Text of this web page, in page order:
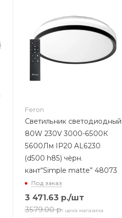
Feron
Светильник светодиодный
80W 230V 3000-6500К
5600Лм IP20 AL6230
(d500 h85) чёрн.
кант“Simple matte” 48073
Под заказ
3 471.63р./шт
3579.00 р. цена магазина